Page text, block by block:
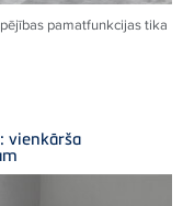
pamatfunkcijas tika
vienkārša